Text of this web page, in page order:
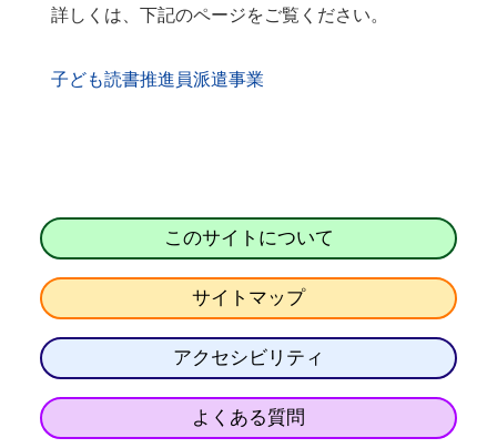
詳しくは、下記のページをご覧ください。
子ども読書推進員派遣事業
このサイトについて
サイトマップ
アクセシビリティ
よくある質問